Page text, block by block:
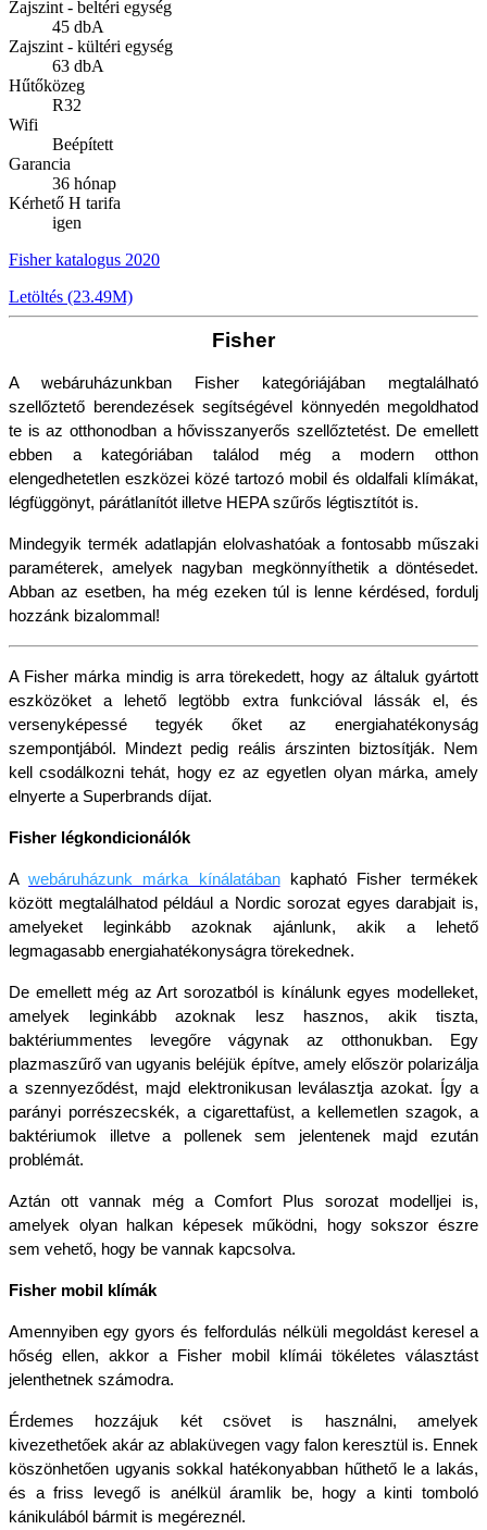
Zajszint - beltéri egység
45 dbA
Zajszint - kültéri egység
63 dbA
Hűtőközeg
R32
Wifi
Beépített
Garancia
36 hónap
Kérhető H tarifa
igen
Fisher katalogus 2020
Letöltés (23.49M)
Fisher
A webáruházunkban Fisher kategóriájában megtalálható
szellőztető berendezések segítségével könnyedén megoldhatod
te is az otthonodban a hővisszanyerős szellőztetést. De emellett
ebben a kategóriában találod még a modern otthon
elengedhetetlen eszközei közé tartozó mobil és oldalfali klímákat,
légfüggönyt, párátlanítót illetve HEPA szűrős légtisztítót is.
Mindegyik termék adatlapján elolvashatóak a fontosabb műszaki
paraméterek, amelyek nagyban megkönnyíthetik a döntésedet.
Abban az esetben, ha még ezeken túl is lenne kérdésed, fordulj
hozzánk bizalommal!
A Fisher márka mindig is arra törekedett, hogy az általuk gyártott
eszközöket a lehető legtöbb extra funkcióval lássák el, és
versenyképessé tegyék őket az energiahatékonyság
szempontjából. Mindezt pedig reális árszinten biztosítják. Nem
kell csodálkozni tehát, hogy ez az egyetlen olyan márka, amely
elnyerte a Superbrands díjat.
Fisher légkondicionálók
A webáruházunk márka kínálatában
kapható Fisher termékek
között megtalálhatod például a Nordic sorozat egyes darabjait is,
amelyeket leginkább azoknak ajánlunk, akik a lehető
legmagasabb energiahatékonyságra törekednek.
De emellett még az Art sorozatból is kínálunk egyes modelleket,
amelyek leginkább azoknak lesz hasznos, akik tiszta,
baktériummentes levegőre vágynak az otthonukban. Egy
plazmaszűrő van ugyanis beléjük építve, amely először polarizálja
a szennyeződést, majd elektronikusan leválasztja azokat. Így a
parányi porrészecskék, a cigarettafüst, a kellemetlen szagok, a
baktériumok illetve a pollenek sem jelentenek majd ezután
problémát.
Aztán ott vannak még a Comfort Plus sorozat modelljei is,
amelyek olyan halkan képesek működni, hogy sokszor észre
sem vehető, hogy be vannak kapcsolva.
Fisher mobil klímák
Amennyiben egy gyors és felfordulás nélküli megoldást keresel a
hőség ellen, akkor a Fisher mobil klímái tökéletes választást
jelenthetnek számodra.
Érdemes hozzájuk két csövet is használni, amelyek
kivezethetőek akár az ablaküvegen vagy falon keresztül is. Ennek
köszönhetően ugyanis sokkal hatékonyabban hűthető le a lakás,
és a friss levegő is anélkül áramlik be, hogy a kinti tomboló
kánikulából bármit is megéreznél.